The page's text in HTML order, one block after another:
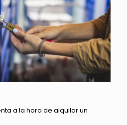
a la hora de alquilar un